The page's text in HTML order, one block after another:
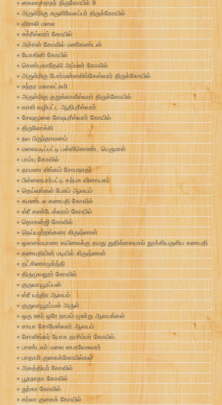
கைலாசநாதர் திருகோயில் 9
அருள்மிகு சுருளிவேலப்பர் திருக்கோயில்
விராலி மலை
சுக்ரீஸ்வரர் கோயில்
அச்சன் கோவில் மணிகண்டன்
யோகினி கோயில்
செண்பகாதேவி அம்மன் கோவில்
அருள்மிகு போர்மன்னலிங்கேஸ்வரர் திருக்கோயில்
சுந்தர மகாலட்சுமி
அருள்மிகு குறுங்காலீஸ்வரர் திருக்கோயில்
வாலி வழிபட்ட ஆதிபுரீஸ்வரர்
சேஷமூலை சேஷபுரீஸ்வரர் கோயில்
திருலோக்கி
நவ பிருந்தாவனம்
மலையடிப்பட்டி பள்ளிகொண்ட பெருமாள்
பாம்பு கோவில்
தாமரை லிங்கம் சோமநாதர்
பிள்ளையார்பட்டி கற்பக வினாயகர்
தெய்வங்கள் பேசும் ஆலயம்
கமண்டல கணபதி கோவில்
ஸ்ரீ கண்டேஸ்வரம் கோயில்
தொகன்ஜி கோவில்
நெய்யாற்றங்கரை கிருஷ்ணன்
ஔவையாரை கயிலைக்கு தமது துதிக்கையால் தூக்கியருளிய கணபதி
கணபதியின் மடியில் கிருஷ்ணன்
தட்சிணாமூர்த்தி
திருமூவலூர் கோவில்
குருவாயூரப்பன்
ஸ்ரீ யந்திர ஆலயம்
குருவாயூரப்பன் அருள்
ஒரு ஊர் ஒரே நாமம் மூன்று ஆலயங்கள்
சாயா சோமேஸ்வரர் ஆலயம்
சோளிங்கர் யோக நரசிம்மர் கோயில்.
பாண்டவர் மலை பைரவேசுவரர்
பாதாமி குகைக்கோயில்கள்
அகத்தியர் கோவில்
பூதநாதா கோவில்
துர்கா கோவில்
கர்லா குகைக் கோயில்